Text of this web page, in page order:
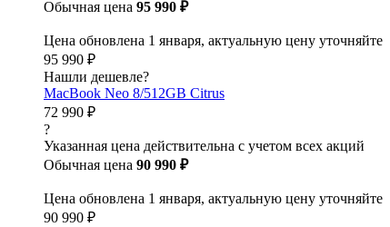
Обычная цена 95 990 ₽
Цена обновлена 1 января, актуальную цену уточняйте
95 990 ₽
Нашли дешевле?
MacBook Neo 8/512GB Citrus
72 990 ₽
?
Указанная цена действительна с учетом всех акций
Обычная цена 90 990 ₽
Цена обновлена 1 января, актуальную цену уточняйте
90 990 ₽